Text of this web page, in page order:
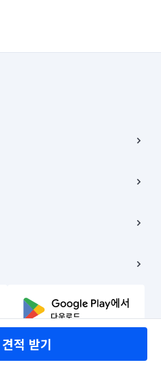
적 받기
6(중학동, 트윈트리빌딩) B동 5층
율곡로 24, 7층, 8층 미소
임은 거래당사자에게 있습니다.
Reserved.